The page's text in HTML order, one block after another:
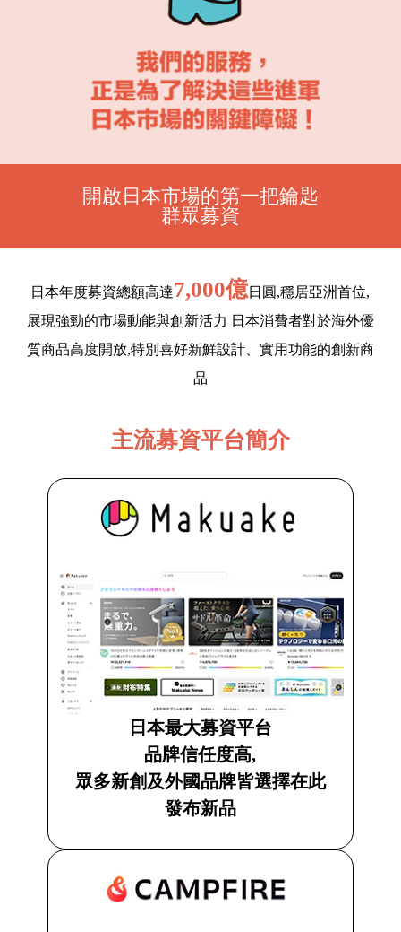
開啟日本市場的第一把鑰匙
群眾募資
日本年度募資總額高達7,000億日圓,穩居亞洲首位,
展現強勁的市場動能與創新活力 日本消費者對於海外優
質商品高度開放,特別喜好新鮮設計、實用功能的創新商
品​
主流募資平台簡介
日本最大募資平台
品牌信任度高,
眾多新創及外國品牌皆選擇在此
發布新品